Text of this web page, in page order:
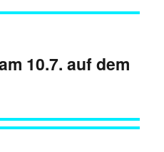
10.7. auf dem